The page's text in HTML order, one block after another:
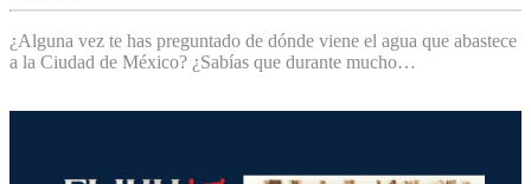
¿Alguna vez te has preguntado de dónde viene el agua que abastece
a la Ciudad de México? ¿Sabías que durante mucho…